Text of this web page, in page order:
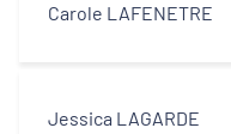
Carole LAFENETRE
Jessica LAGARDE